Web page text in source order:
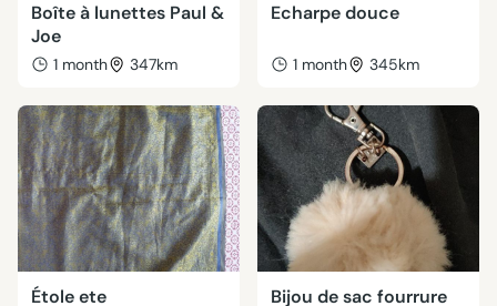
Boîte à lunettes Paul &
Joe
1 month 347km
Echarpe douce
1 month 345km
Étole ete
Bijou de sac fourrure